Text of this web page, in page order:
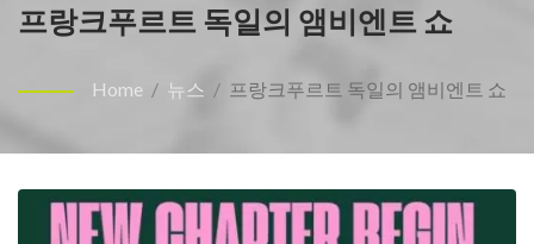
프랑크푸르트 독일의 앰비엔트 쇼
Home / 뉴스 / 프랑크푸르트 독일의 앰비엔트 쇼